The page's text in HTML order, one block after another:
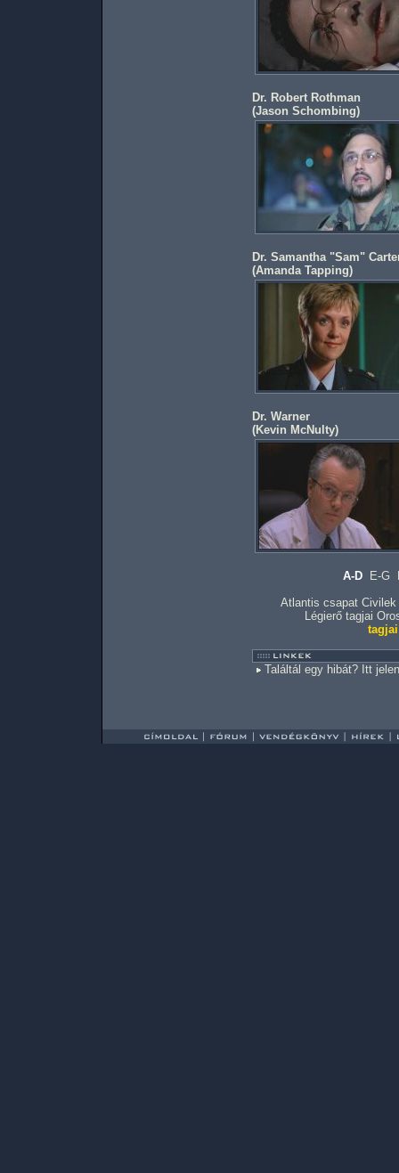
Dr. Robert Rothman
(Jason Schombing)
Dr. Samantha "Sam"
(Amanda Tapping)
Dr. Warner
(Kevin McNulty)
A-D E-G
Atlantis csapat Civilek
Légierő tagjai
tagjai
Találtál egy hibát? Itt